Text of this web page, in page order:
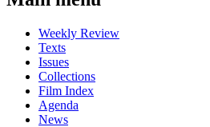
Weekly Review
Texts
Issues
Collections
Film Index
Agenda
News